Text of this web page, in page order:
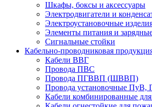
Шкафы, боксы и аксессуары
Электродвигатели и
Электроустановочные
Элементы питания и
Сигнальные стойки
Кабельно-проводниковая
Кабели ВВГ
Провода ПВС
Провода ПГВВП (ШВВП)
Провода установочные
Кабели комбинированные